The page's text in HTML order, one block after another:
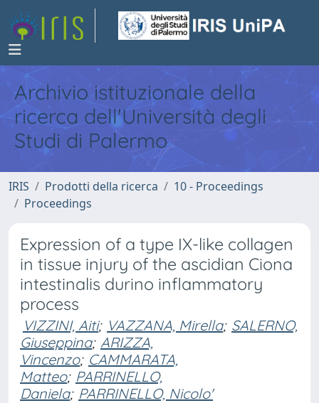
Archivio istituzionale della
ricerca dell'Università degli
Studi di Palermo
IRIS Prodotti della ricerca
10 - Proceedings
Proceedings
Expression of a type IX-like collagen
in tissue injury of the ascidian Ciona
intestinalis durino inflammatory
process
VIZZINI, Aiti; VAZZANA, Mirella; SALERNO,
Giuseppina; ARIZZA,
Vincenzo; CAMMARATA,
Matteo; PARRINELLO,
Daniela; PARRINELLO, Nicolo'